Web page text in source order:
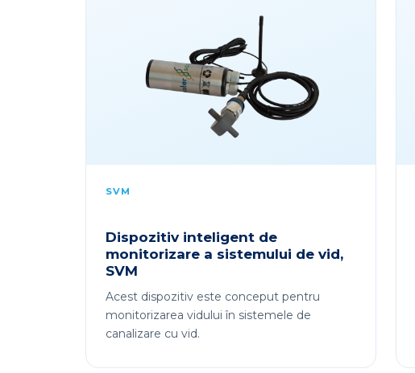
SVM
Dispozitiv inteligent de
monitorizare a sistemului de vid,
SVM
Acest dispozitiv este conceput pentru
monitorizarea vidului în sistemele de
canalizare cu vid.